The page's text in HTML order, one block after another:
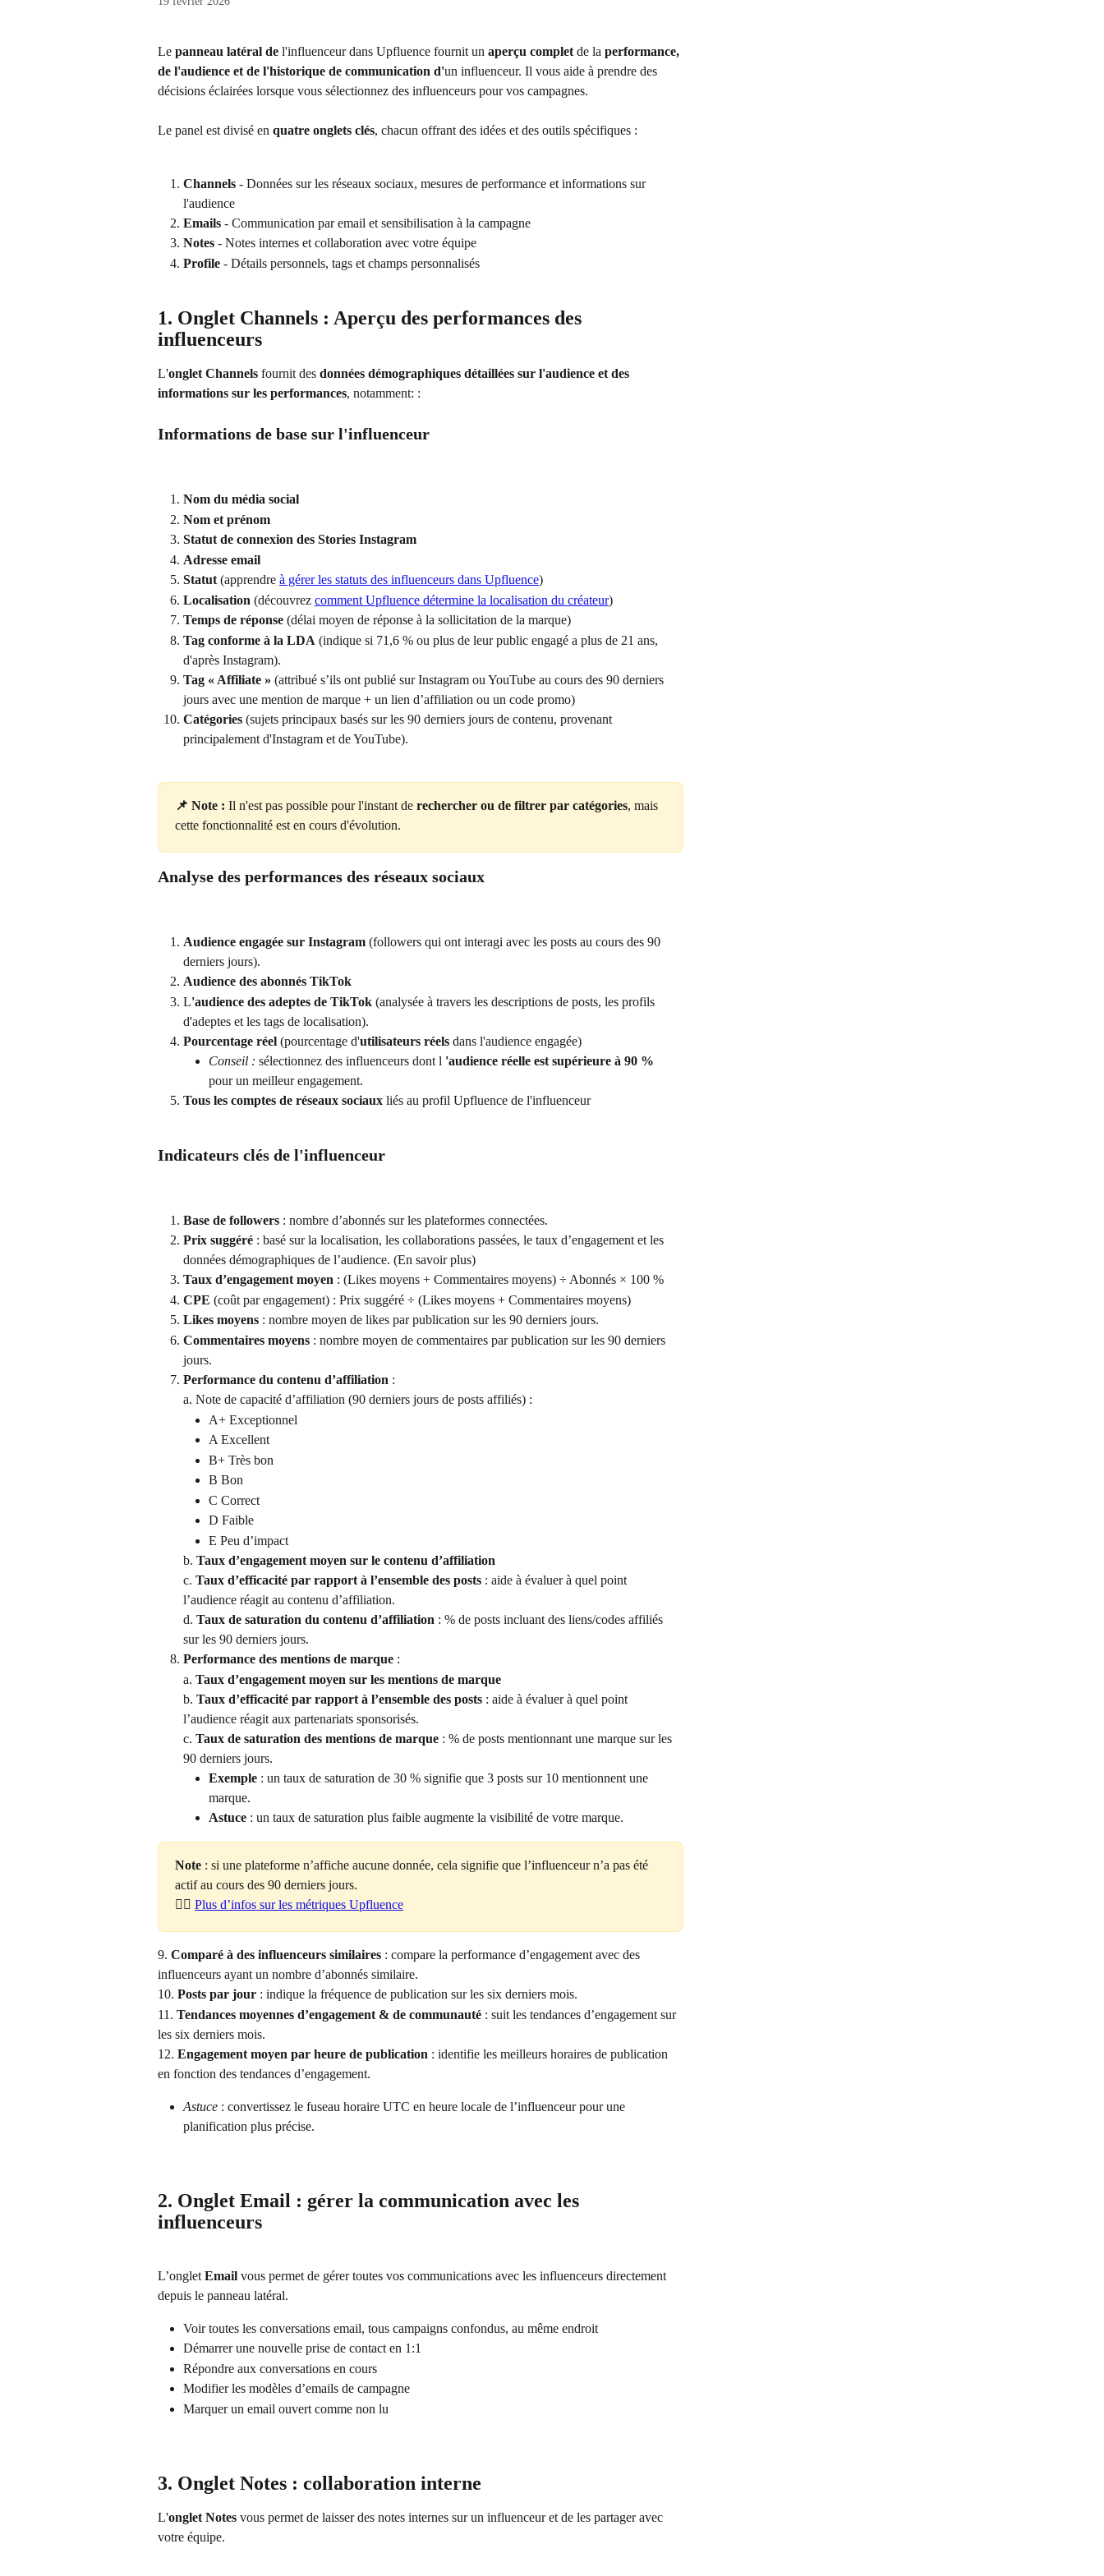
Le panneau latéral de l'influenceur dans Upfluence fournit un aperçu complet de la performance,
de l'audience et de l'historique de communication d'un influenceur. Il vous aide à prendre des
décisions éclairées lorsque vous sélectionnez des influenceurs pour vos campagnes.
Le panel est divisé en quatre onglets clés, chacun offrant des idées et des outils spécifiques :
Channels - Données sur les réseaux sociaux, mesures de performance et informations sur
l'audience
Emails - Communication par email et sensibilisation à la campagne
Notes - Notes internes et collaboration avec votre équipe
Profile - Détails personnels, tags et champs personnalisés
1. Onglet Channels : Aperçu des performances des
influenceurs
L'onglet Channels fournit des données démographiques détaillées sur l'audience et des
informations sur les performances, notamment: :
Informations de base sur l'influenceur
Nom du média social
Nom et prénom
Statut de connexion des Stories Instagram
Adresse email
Statut (apprendre à gérer les statuts des influenceurs dans Upfluence)
Localisation (découvrez comment Upfluence détermine la localisation du créateur)
Temps de réponse (délai moyen de réponse à la sollicitation de la marque)
Tag conforme à la LDA (indique si 71,6 % ou plus de leur public engagé a plus de 21 ans,
d'après Instagram).
Tag « Affiliate » (attribué s’ils ont publié sur Instagram ou YouTube au cours des 90 derniers
jours avec une mention de marque + un lien d’affiliation ou un code promo)
Catégories (sujets principaux basés sur les 90 derniers jours de contenu, provenant
principalement d'Instagram et de YouTube).
📌 Note : Il n'est pas possible pour l'instant de rechercher ou de filtrer par catégories, mais
cette fonctionnalité est en cours d'évolution.
Analyse des performances des réseaux sociaux
Audience engagée sur Instagram (followers qui ont interagi avec les posts au cours des 90
derniers jours).
Audience des abonnés TikTok
L'audience des adeptes de TikTok (analysée à travers les descriptions de posts, les profils
d'adeptes et les tags de localisation).
Pourcentage réel (pourcentage d'utilisateurs réels dans l'audience engagée)
Conseil : sélectionnez des influenceurs dont l 'audience réelle est supérieure à 90 %
pour un meilleur engagement.
Tous les comptes de réseaux sociaux liés au profil Upfluence de l'influenceur
Indicateurs clés de l'influenceur
Base de followers : nombre d’abonnés sur les plateformes connectées.
Prix suggéré : basé sur la localisation, les collaborations passées, le taux d’engagement et les
données démographiques de l’audience. (En savoir plus)
Taux d’engagement moyen : (Likes moyens + Commentaires moyens) ÷ Abonnés × 100 %
CPE (coût par engagement) : Prix suggéré ÷ (Likes moyens + Commentaires moyens)
Likes moyens : nombre moyen de likes par publication sur les 90 derniers jours.
Commentaires moyens : nombre moyen de commentaires par publication sur les 90 derniers
jours.
Performance du contenu d’affiliation :
a. Note de capacité d’affiliation (90 derniers jours de posts affiliés) :
A+ Exceptionnel
A Excellent
B+ Très bon
B Bon
C Correct
D Faible
E Peu d’impact
b. Taux d’engagement moyen sur le contenu d’affiliation
c. Taux d’efficacité par rapport à l’ensemble des posts : aide à évaluer à quel point
l’audience réagit au contenu d’affiliation.
d. Taux de saturation du contenu d’affiliation : % de posts incluant des liens/codes affiliés
sur les 90 derniers jours.
Performance des mentions de marque :
a. Taux d’engagement moyen sur les mentions de marque
b. Taux d’efficacité par rapport à l’ensemble des posts : aide à évaluer à quel point
l’audience réagit aux partenariats sponsorisés.
c. Taux de saturation des mentions de marque : % de posts mentionnant une marque sur les
90 derniers jours.
Exemple : un taux de saturation de 30 % signifie que 3 posts sur 10 mentionnent une
marque.
Astuce : un taux de saturation plus faible augmente la visibilité de votre marque.
Note : si une plateforme n’affiche aucune donnée, cela signifie que l’influenceur n’a pas été
actif au cours des 90 derniers jours.
👉🏻 Plus d’infos sur les métriques Upfluence
9. Comparé à des influenceurs similaires : compare la performance d’engagement avec des
influenceurs ayant un nombre d’abonnés similaire.
10. Posts par jour : indique la fréquence de publication sur les six derniers mois.
11. Tendances moyennes d’engagement & de communauté : suit les tendances d’engagement sur
les six derniers mois.
12. Engagement moyen par heure de publication : identifie les meilleurs horaires de publication
en fonction des tendances d’engagement.
Astuce : convertissez le fuseau horaire UTC en heure locale de l’influenceur pour une
planification plus précise.
2. Onglet Email : gérer la communication avec les
influenceurs
L’onglet Email vous permet de gérer toutes vos communications avec les influenceurs directement
depuis le panneau latéral.
Voir toutes les conversations email, tous campaigns confondus, au même endroit
Démarrer une nouvelle prise de contact en 1:1
Répondre aux conversations en cours
Modifier les modèles d’emails de campagne
Marquer un email ouvert comme non lu
3. Onglet Notes : collaboration interne
L'onglet Notes vous permet de laisser des notes internes sur un influenceur et de les partager avec
votre équipe.